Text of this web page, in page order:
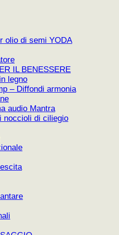
olio di semi YODA
IL BENESSERE
legno
– Diffondi armonia
audio Mantra
noccioli di ciliegio